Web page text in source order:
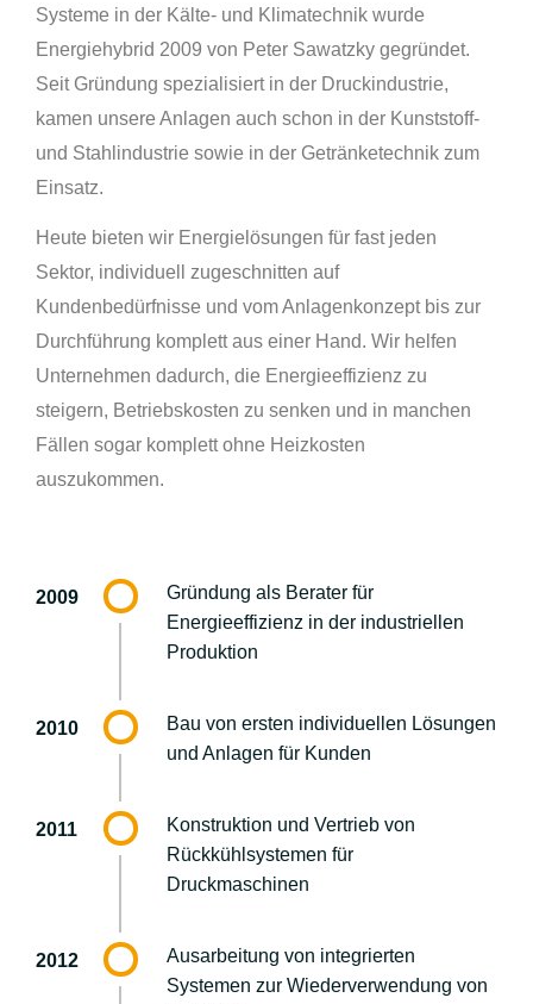
Systeme in der Kälte- und Klimatechnik wurde
Energiehybrid 2009 von Peter Sawatzky gegründet.
Seit Gründung spezialisiert in der Druckindustrie,
kamen unsere Anlagen auch schon in der Kunststoff-
und Stahlindustrie sowie in der Getränketechnik zum
Einsatz.
Heute bieten wir Energielösungen für fast jeden
Sektor, individuell zugeschnitten auf
Kundenbedürfnisse und vom Anlagenkonzept bis zur
Durchführung komplett aus einer Hand. Wir helfen
Unternehmen dadurch, die Energieeffizienz zu
steigern, Betriebskosten zu senken und in manchen
Fällen sogar komplett ohne Heizkosten
auszukommen.
Gründung als Berater für
Energieeffizienz in der industriellen
Produktion
2009
Bau von ersten individuellen Lösungen
und Anlagen für Kunden
2010
Konstruktion und Vertrieb von
Rückkühlsystemen für
Druckmaschinen
2011
Ausarbeitung von integrierten
Systemen zur Wiederverwendung von
2012